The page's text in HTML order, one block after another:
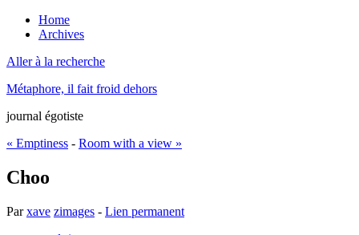
Home
Archives
Aller à la recherche
Métaphore, il fait froid dehors
journal égotiste
« Emptiness - Room with a view »
Choo
Parxave zimages - Lien permanent